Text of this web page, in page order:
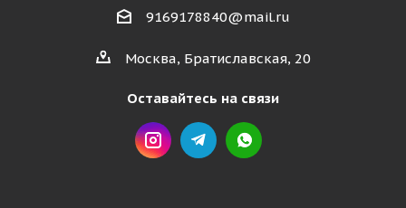
9169178840@mail.ru
Москва, Братиславская, 20
Оставайтесь на связи